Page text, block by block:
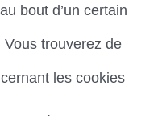
bout d’un certain
trouverez de
les cookies
.